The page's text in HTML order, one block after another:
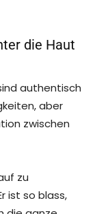
die Haut
authentisch
aber
zwischen
zu
ist so blass,